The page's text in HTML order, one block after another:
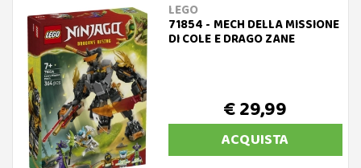
LEGO
71854 - MECH DELLA MISSIONE
DI COLE E DRAGO ZANE
€ 29,99
ACQUISTA